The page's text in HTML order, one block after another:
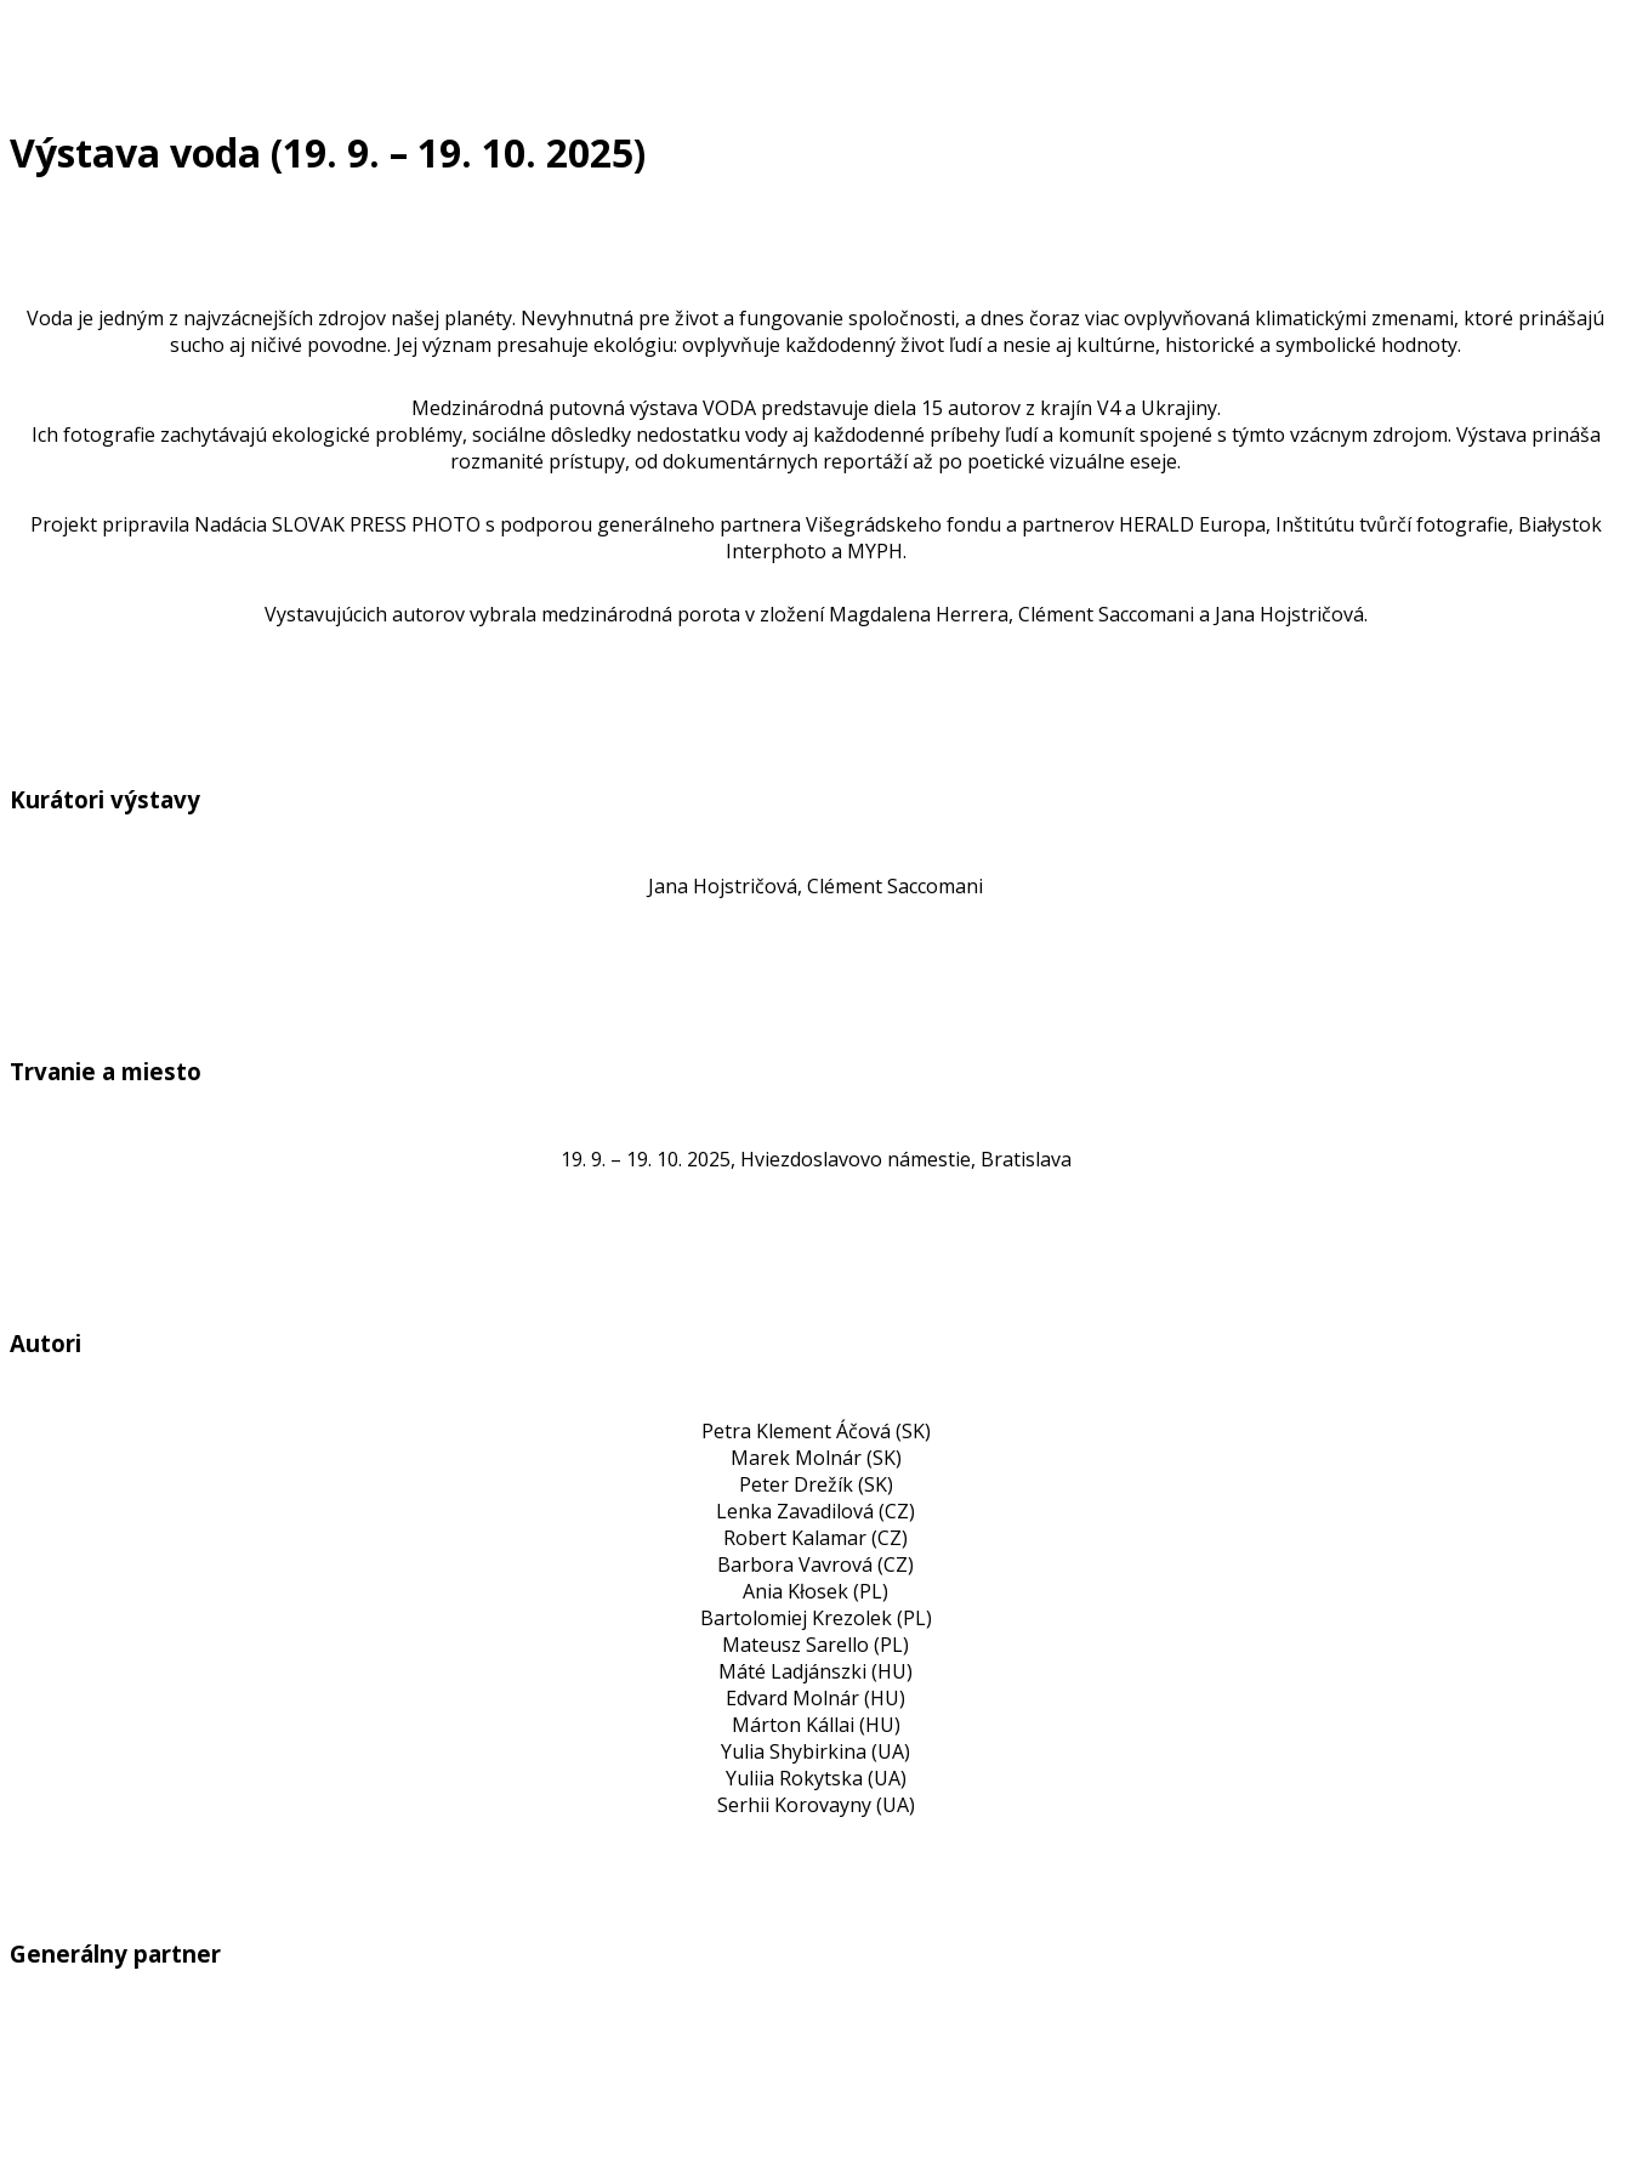
Výstava voda (19. 9. – 19. 10. 2025)
Voda je jedným z najvzácnejších zdrojov našej planéty. Nevyhnutná pre život a fungovanie spoločnosti, a dnes čoraz viac ovplyvňovaná klimatickými zmenami, ktoré prinášajú
sucho aj ničivé povodne. Jej význam presahuje ekológiu: ovplyvňuje každodenný život ľudí a nesie aj kultúrne, historické a symbolické hodnoty.
Medzinárodná putovná výstava VODA predstavuje diela 15 autorov z krajín V4 a Ukrajiny.
Ich fotografie zachytávajú ekologické problémy, sociálne dôsledky nedostatku vody aj každodenné príbehy ľudí a komunít spojené s týmto vzácnym zdrojom. Výstava prináša
rozmanité prístupy, od dokumentárnych reportáží až po poetické vizuálne eseje.
Projekt pripravila Nadácia SLOVAK PRESS PHOTO s podporou generálneho partnera Višegrádskeho fondu a partnerov HERALD Europa, Inštitútu tvůrčí fotografie, Białystok
Interphoto a MYPH.
Vystavujúcich autorov vybrala medzinárodná porota v zložení Magdalena Herrera, Clément Saccomani a Jana Hojstričová.
Kurátori výstavy
Jana Hojstričová, Clément Saccomani
Trvanie a miesto
19. 9. – 19. 10. 2025, Hviezdoslavovo námestie, Bratislava
Autori
Petra Klement Áčová (SK)
Marek Molnár (SK)
Peter Drežík (SK)
Lenka Zavadilová (CZ)
Robert Kalamar (CZ)
Barbora Vavrová (CZ)
Ania Kłosek (PL)
Bartolomiej Krezolek (PL)
Mateusz Sarello (PL)
Máté Ladjánszki (HU)
Edvard Molnár (HU)
Márton Kállai (HU)
Yulia Shybirkina (UA)
Yuliia Rokytska (UA)
Serhii Korovayny (UA)
Generálny partner